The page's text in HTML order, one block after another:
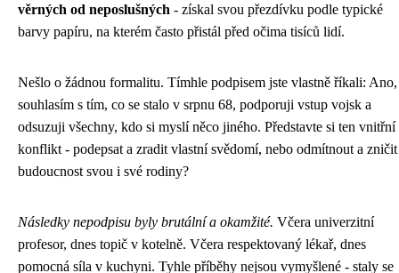
věrných od neposlušných - získal svou přezdívku podle typické
barvy papíru, na kterém často přistál před očima tisíců lidí.
Nešlo o žádnou formalitu. Tímhle podpisem jste vlastně říkali: Ano,
souhlasím s tím, co se stalo v srpnu 68, podporuji vstup vojsk a
odsuzuji všechny, kdo si myslí něco jiného. Představte si ten vnitřní
konflikt - podepsat a zradit vlastní svědomí, nebo odmítnout a zničit
budoucnost svou i své rodiny?
Následky nepodpisu byly brutální a okamžité. Včera univerzitní
profesor, dnes topič v kotelně. Včera respektovaný lékař, dnes
pomocná síla v kuchyni. Tyhle příběhy nejsou vymyšlené - staly se